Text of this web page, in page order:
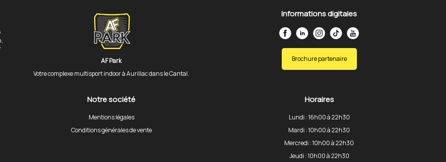
AF Park
Votre complexe multisport indoor à Aurillac dans le Cantal.
Informations digitales
Brochure partenaire
Notre société
Mentions légales
Conditions générales de vente
Horaires
Lundi : 16h00 à 22h30
Mardi : 10h00 à 22h30
Mercredi : 10h00 à 22h30
Jeudi : 10h00 à 22h30